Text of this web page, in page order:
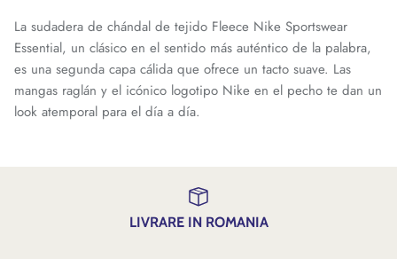
La sudadera de chándal de tejido Fleece Nike Sportswear
Essential, un clásico en el sentido más auténtico de la palabra,
es una segunda capa cálida que ofrece un tacto suave. Las
mangas raglán y el icónico logotipo Nike en el pecho te dan un
look atemporal para el día a día.
LIVRARE IN ROMANIA